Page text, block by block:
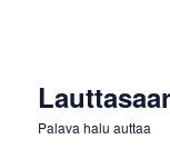
Palava halu auttaa